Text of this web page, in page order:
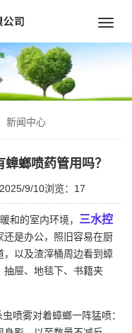
新闻中心
螂喷药管用吗？
9/10浏览： 17
和的室内环境， 三水控
还是办公，照旧容易在厨
，以及渣滓桶周边看到蟑
抽屉、地毯下、书籍夹
喷雾对着蟑螂一阵猛喷：